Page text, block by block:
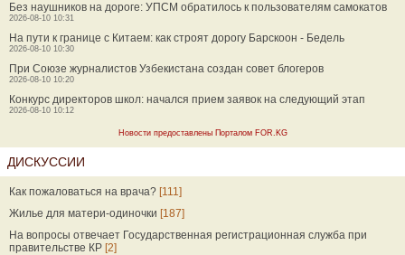
Без наушников на дороге: УПСМ обратилось к пользователям самокатов
2026-08-10 10:31
На пути к границе с Китаем: как строят дорогу Барскоон - Бедель
2026-08-10 10:30
При Союзе журналистов Узбекистана создан совет блогеров
2026-08-10 10:20
Конкурс директоров школ: начался прием заявок на следующий этап
2026-08-10 10:12
Новости предоставлены Порталом FOR.KG
ДИСКУССИИ
Как пожаловаться на врача? [111]
Жилье для матери-одиночки [187]
На вопросы отвечает Государственная регистрационная служба при
правительстве КР [2]